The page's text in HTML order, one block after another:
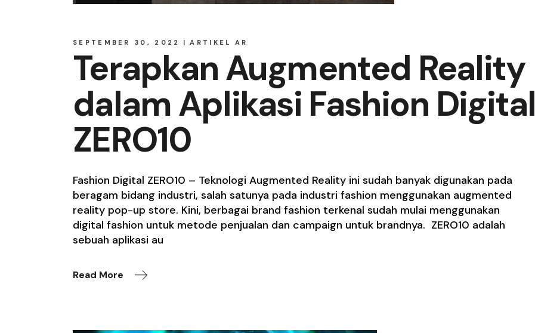
SEPTEMBER 30, 2022 ARTIKEL AR
Terapkan Augmented Reality
dalam Aplikasi Fashion Digital
ZERO10
Fashion Digital ZERO10 – Teknologi Augmented Reality ini sudah banyak digunakan pada
beragam bidang industri, salah satunya pada industri fashion menggunakan augmented
reality pop-up store. Kini, berbagai brand fashion terkenal sudah mulai menggunakan
digital fashion untuk metode penjualan dan campaign untuk brandnya. ZERO10 adalah
sebuah aplikasi au
Read More